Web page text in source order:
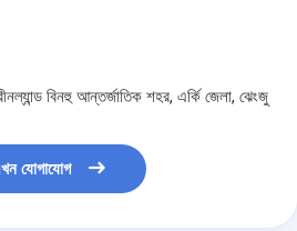
বিনহু আন্তর্জাতিক শহর, এর্কি জেলা, ঝেংজু
যোগাযোগ